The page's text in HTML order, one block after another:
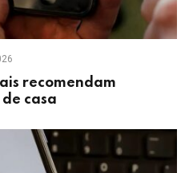
recomendam
casa